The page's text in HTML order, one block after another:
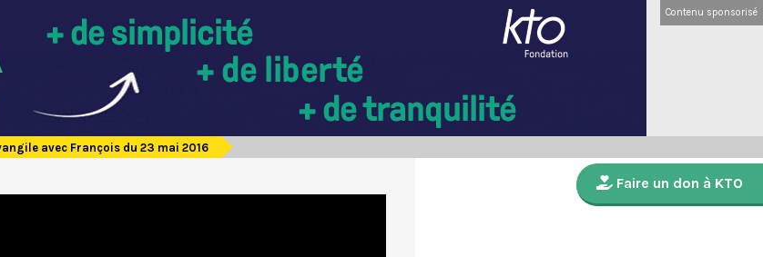
Contenu sponsorisé
avec François du 23 mai 2016
Faire un don à KTO